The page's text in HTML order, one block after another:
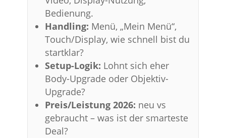
Bedienung.
Handling: Menü, „Mein Menü“,
Touch/Display, wie schnell bist du
startklar?
Setup-Logik: Lohnt sich eher
Body-Upgrade oder Objektiv-
Upgrade?
Preis/Leistung 2026: neu vs
gebraucht – was ist der smarteste
Deal?